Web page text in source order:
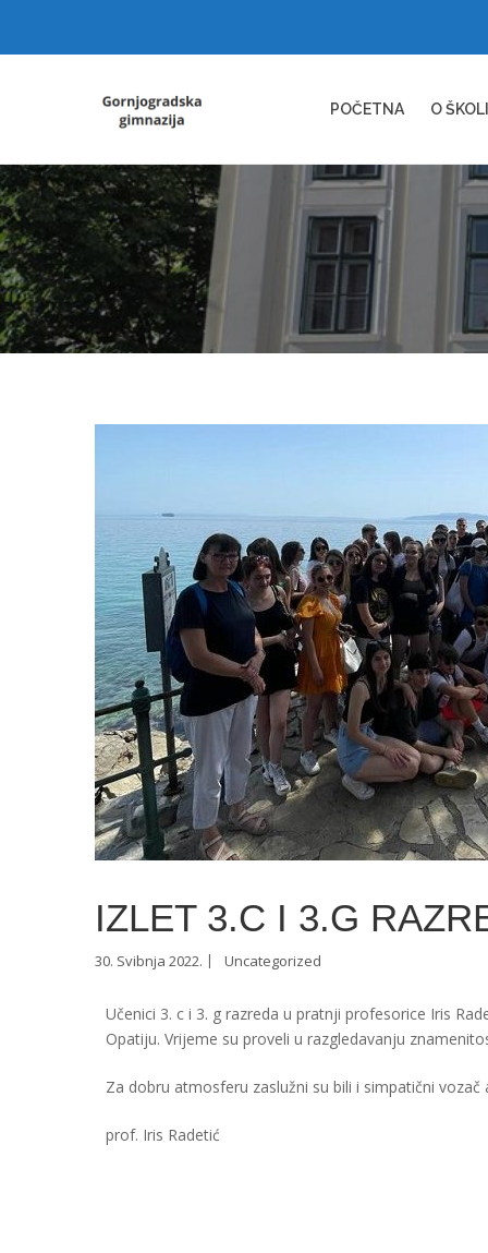
POČETNA O ŠKOLI
IZLET 3.C I 3.G
30. Svibnja 2022. Uncategorized
Učenici 3. c i 3. g razreda u pratnji profesorice Iris
Opatiju. Vrijeme su proveli u razgledavanju
Za dobru atmosferu zaslužni su bili i simpatični
prof. Iris Radetić